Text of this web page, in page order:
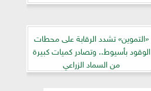
«التموين» تشدد الرقابة على محطات
الوقود بأسيوط.. وتصادر كميات كبيرة
من السماد الزراعي